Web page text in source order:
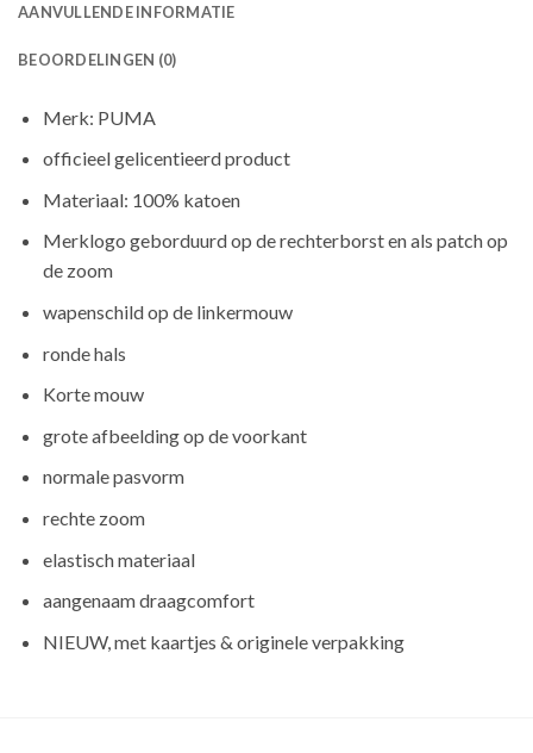
AANVULLENDE INFORMATIE
BEOORDELINGEN (0)
Merk: PUMA
officieel gelicentieerd product
Materiaal: 100% katoen
Merklogo geborduurd op de rechterborst en als patch op
de zoom
wapenschild op de linkermouw
ronde hals
Korte mouw
grote afbeelding op de voorkant
normale pasvorm
rechte zoom
elastisch materiaal
aangenaam draagcomfort
NIEUW, met kaartjes & originele verpakking